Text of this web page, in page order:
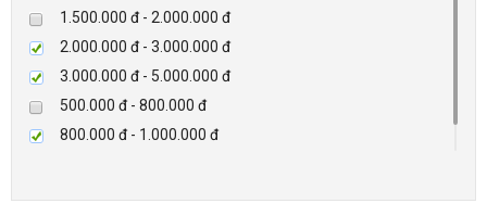
HIKVISON
Eguard
Khác
Rapiscan
1.500.000 đ - 2.000.000 đ
2.000.000 đ - 3.000.000 đ
3.000.000 đ - 5.000.000 đ
500.000 đ - 800.000 đ
800.000 đ - 1.000.000 đ